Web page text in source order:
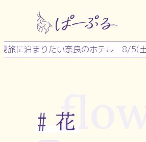
を
ス
たい奈良のホテル 8/5(土)～なら
# 花